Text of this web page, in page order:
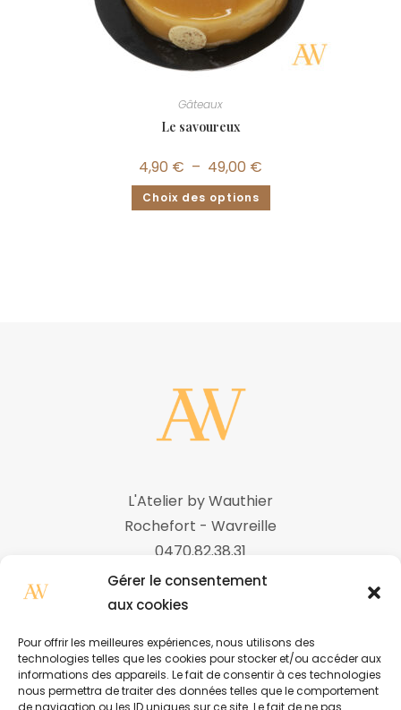
Gérer le consentement
aux cookies
Pour offrir les meilleures expériences, nous utilisons des
technologies telles que les cookies pour stocker et/ou accéder aux
informations des appareils. Le fait de consentir à ces technologies
nous permettra de traiter des données telles que le comportement
de navigation ou les ID uniques sur ce site. Le fait de ne pas
Gâteaux
Le savoureux
4,90 € – 49,00 €
Choix des options
L'Atelier by Wauthier
Rochefort - Wavreille
0470.82.38.31
Boutique
À propos